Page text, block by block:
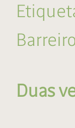
Duas